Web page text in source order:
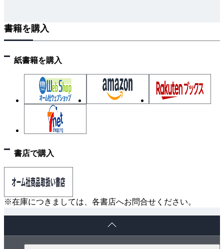
書籍を購入
紙書籍を購入
書店で購入
※在庫につきましては、各書店へお問合せください。